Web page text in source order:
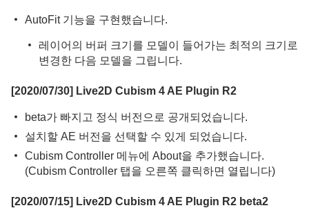
AutoFit 기능을 구현했습니다.
레이어의 버퍼 크기를 모델이 들어가는 최적의 크기로
변경한 다음 모델을 그립니다.
[2020/07/30] Live2D Cubism 4 AE Plugin R2
beta가 빠지고 정식 버전으로 공개되었습니다.
설치할 AE 버전을 선택할 수 있게 되었습니다.
Cubism Controller 메뉴에 About을 추가했습니다.
(Cubism Controller 탭을 오른쪽 클릭하면 열립니다)
[2020/07/15] Live2D Cubism 4 AE Plugin R2 beta2